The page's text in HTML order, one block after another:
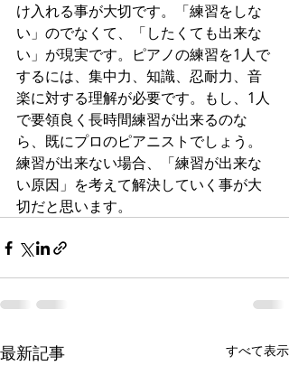
け入れる事が大切です。「練習をしな
い」のでなくて、「したくても出来な
い」が現実です。ピアノの練習を1人で
するには、集中力、知識、忍耐力、音
楽に対する理解が必要です。もし、1人
で要領良く長時間練習が出来るのな
ら、既にプロのピアニストでしょう。
練習が出来ない場合、「練習が出来な
い原因」を考えて解決していく事が大
切だと思います。
最新記事 すべて表示